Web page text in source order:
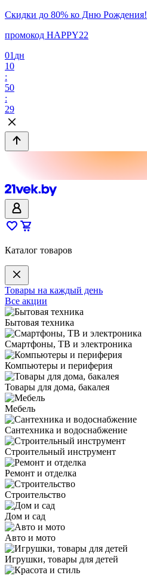
Скидки до 80% ко Дню Рождения!
промокод HAPPY22
01 дн
10
:
50
:
29
Каталог товаров
Товары на каждый день
Все акции
Бытовая техника
Смартфоны, ТВ и электроника
Компьютеры и периферия
Товары для дома, бакалея
Мебель
Сантехника и водоснабжение
Строительный инструмент
Ремонт и отделка
Строительство
Дом и сад
Авто и мото
Игрушки, товары для детей